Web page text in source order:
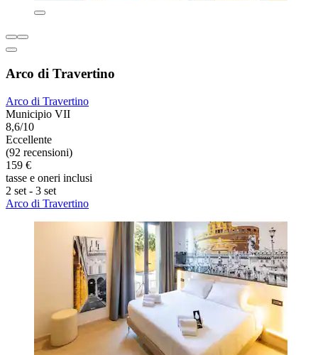
Arco di Travertino
Arco di Travertino
Municipio VII
8,6/10
Eccellente
(92 recensioni)
159 €
tasse e oneri inclusi
2 set - 3 set
Arco di Travertino